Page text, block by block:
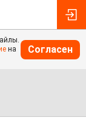
на
Согласен